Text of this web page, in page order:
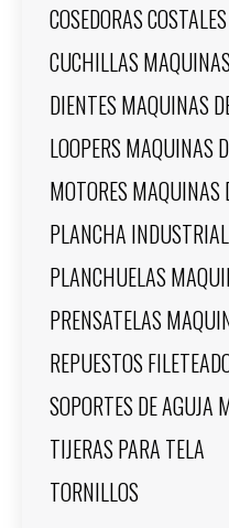
COSEDORAS
CUCHILLAS
DIENTES MAQUINAS
LOOPERS MAQUINAS
MOTORES MAQUINAS
PLANCHA
PLANCHUELAS
PRENSATELAS
REPUESTOS
SOPORTES DE AGUJA
TIJERAS PARA TELA
TORNILLOS